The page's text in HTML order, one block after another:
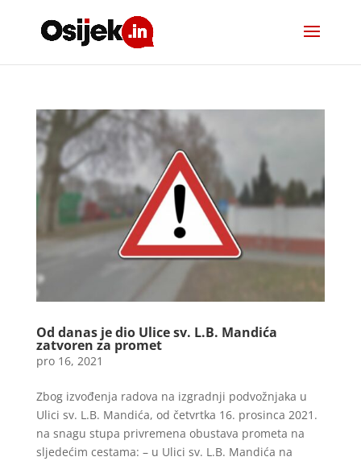
Od danas je dio Ulice sv. L.B. Mandića
zatvoren za promet
pro 16, 2021
Zbog izvođenja radova na izgradnji podvožnjaka u
Ulici sv. L.B. Mandića, od četvrtka 16. prosinca 2021.
na snagu stupa privremena obustava prometa na
sljedećim cestama: – u Ulici sv. L.B. Mandića na